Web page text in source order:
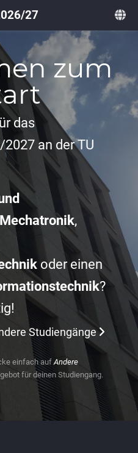
27
zum
das
an der TU
Mechatronik,
oder einen
?
Studiengänge
einfach aufAndere
für deinen Studiengang.